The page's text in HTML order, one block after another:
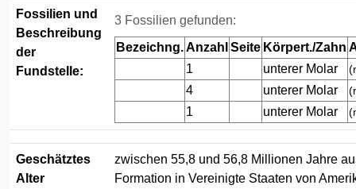
Fossilien und
Beschreibung
der
Fundstelle:
3 Fossilien gefunden:
Bezeichng.Anzahl Seite Körpert./Zahn
1
unterer Molar
4 unterer Molar
1 unterer Molar
Geschätztes
Alter
zwischen 55,8 und 56,8 Millionen Jahre
Formation in Vereinigte Staaten von